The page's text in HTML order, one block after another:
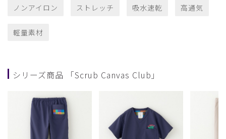
ノンアイロン ストレッチ 吸水速乾 高通気
軽量素材
シリーズ商品 「Scrub Canvas Club」